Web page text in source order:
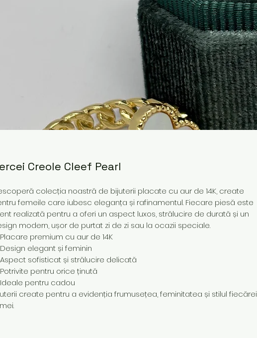
Creole Cleef Pearl
colecția noastră de bijuterii placate cu aur de 14K, create
femeile care iubesc eleganța și rafinamentul. Fiecare piesă este
realizată pentru a oferi un aspect luxos, strălucire de durată și un
modern, ușor de purtat zi de zi sau la ocazii speciale.
Placare premium cu aur de 14K
Design elegant și feminin
Aspect sofisticat și strălucire delicată
Potrivite pentru orice ținută
Ideale pentru cadou
create pentru a evidenția frumusețea, feminitatea și stilul fiecărei